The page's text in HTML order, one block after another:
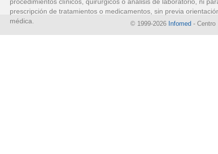
procedimientos clínicos, quirúrgicos o análisis de laboratorio, ni
prescripción de tratamientos o medicamentos, sin previa
médica.
© 1999-2026 Infomed - Centro